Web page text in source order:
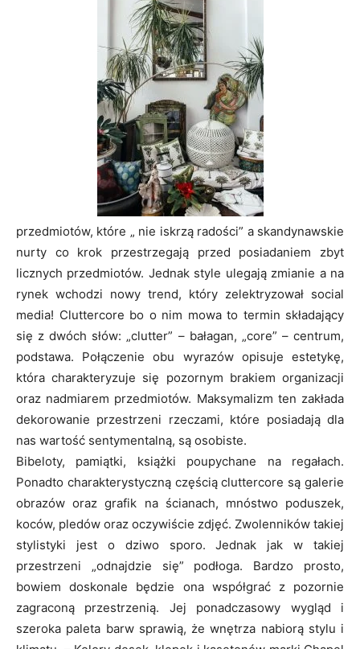
przedmiotów, które „ nie iskrzą radości” a skandynawskie
nurty co krok przestrzegają przed posiadaniem zbyt
licznych przedmiotów. Jednak style ulegają zmianie a na
rynek wchodzi nowy trend, który zelektryzował social
media! Cluttercore bo o nim mowa to termin składający
się z dwóch słów: „clutter” – bałagan, „core” – centrum,
podstawa. Połączenie obu wyrazów opisuje estetykę,
która charakteryzuje się pozornym brakiem organizacji
oraz nadmiarem przedmiotów. Maksymalizm ten zakłada
dekorowanie przestrzeni rzeczami, które posiadają dla
nas wartość sentymentalną, są osobiste.
Bibeloty, pamiątki, książki poupychane na regałach.
Ponadto charakterystyczną częścią cluttercore są galerie
obrazów oraz grafik na ścianach, mnóstwo poduszek,
koców, pledów oraz oczywiście zdjęć. Zwolenników takiej
stylistyki jest o dziwo sporo. Jednak jak w takiej
przestrzeni „odnajdzie się” podłoga. Bardzo prosto,
bowiem doskonale będzie ona współgrać z pozornie
zagraconą przestrzenią. Jej ponadczasowy wygląd i
szeroka paleta barw sprawią, że wnętrza nabiorą stylu i